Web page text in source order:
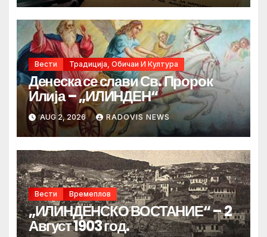
Вести Традиција, Обичаи И Култура
Денеска се слави Св. Пророк
Илија – „ИЛИНДЕН“
AUG 2, 2026 RADOVIS NEWS
Вести Времеплов
„ИЛИНДЕНСКО ВОСТАНИЕ“ – 2
Август 1903 год.